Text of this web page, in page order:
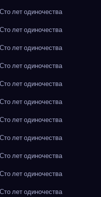
лет одиночества
лет одиночества
лет одиночества
лет одиночества
лет одиночества
лет одиночества
лет одиночества
лет одиночества
лет одиночества
лет одиночества
лет одиночества